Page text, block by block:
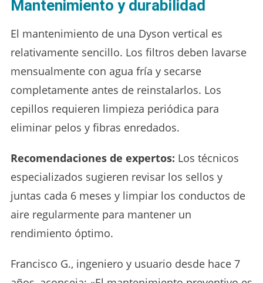
Mantenimiento y durabilidad
El mantenimiento de una Dyson vertical es
relativamente sencillo. Los filtros deben lavarse
mensualmente con agua fría y secarse
completamente antes de reinstalarlos. Los
cepillos requieren limpieza periódica para
eliminar pelos y fibras enredados.
Recomendaciones de expertos: Los técnicos
especializados sugieren revisar los sellos y
juntas cada 6 meses y limpiar los conductos de
aire regularmente para mantener un
rendimiento óptimo.
Francisco G., ingeniero y usuario desde hace 7